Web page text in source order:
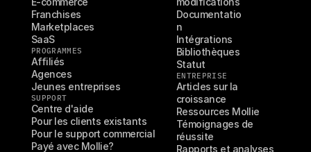
Franchises
Marketplaces
SaaS
PROGRAMMES
Affiliés
Agences
Jeunes entreprises
SUPPORT
Centre d'aide
Pour les clients existants
Pour le support commercial
Payé avec Mollie?
Documentatio
n
Intégrations
Bibliothèques
Statut
ENTREPRISE
Articles sur la
croissance
Ressources Mollie
Témoignages de
réussite
Rapports et analyses